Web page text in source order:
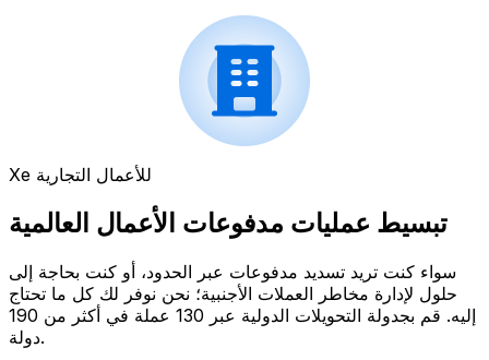
Xe للأعمال التجارية
تبسيط عمليات مدفوعات الأعمال العالمية
سواء كنت تريد تسديد مدفوعات عبر الحدود، أو كنت بحاجة إلى
حلول لإدارة مخاطر العملات الأجنبية؛ نحن نوفر لك كل ما تحتاج
إليه. قم بجدولة التحويلات الدولية عبر 130 عملة في أكثر من 190
دولة.